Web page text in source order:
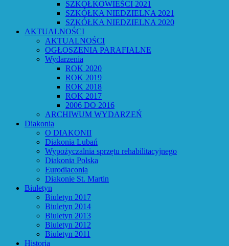
SZKÓŁKOWIEŚCI 2021
SZKÓŁKA NIEDZIELNA 2021
SZKÓŁKA NIEDZIELNA 2020
AKTUALNOŚCI
AKTUALNOŚCI
OGŁOSZENIA PARAFIALNE
Wydarzenia
ROK 2020
ROK 2019
ROK 2018
ROK 2017
2006 DO 2016
ARCHIWUM WYDARZEŃ
Diakonia
O DIAKONII
Diakonia Lubań
Wypożyczalnia sprzętu rehabilitacyjnego
Diakonia Polska
Eurodiaconia
Diakonie St. Martin
Biuletyn
Biuletyn 2017
Biuletyn 2014
Biuletyn 2013
Biuletyn 2012
Biuletyn 2011
Historia